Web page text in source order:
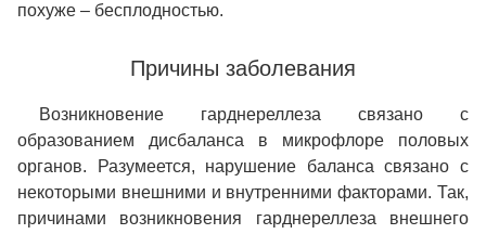
похуже – бесплодностью.
Причины заболевания
Возникновение гарднереллеза связано с
образованием дисбаланса в микрофлоре половых
органов. Разумеется, нарушение баланса связано с
некоторыми внешними и внутренними факторами. Так,
причинами возникновения гарднереллеза внешнего